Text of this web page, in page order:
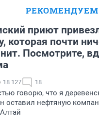
РЕКОМЕНДУЕМ
приют
которая почти
Посмотрите,
18 127 18
говорю, что я
оставил нефтяную